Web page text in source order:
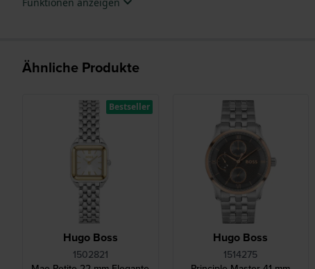
Ähnliche Produkte
Hugo Boss
1502821
Bestseller
Hugo Boss
1514275